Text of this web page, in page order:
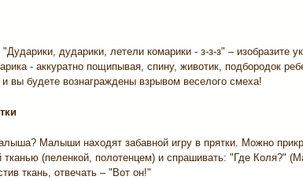
"Дударики, дударики, летели комарики - з-з-з" – изобразите
- аккуратно пощипывая, спину, животик, подбородок
и вы будете вознаграждены взрывом веселого смеха!
Малыши находят забавной игру в прятки. Можно
тканью (пеленкой, полотенцем) и спрашивать: "Где Коля?"
ткань, отвечать – "Вот он!"